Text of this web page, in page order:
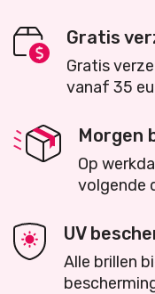
Gratis
Gratis
vanaf 35
Morgen
Op
volgende
UV
Alle brillen